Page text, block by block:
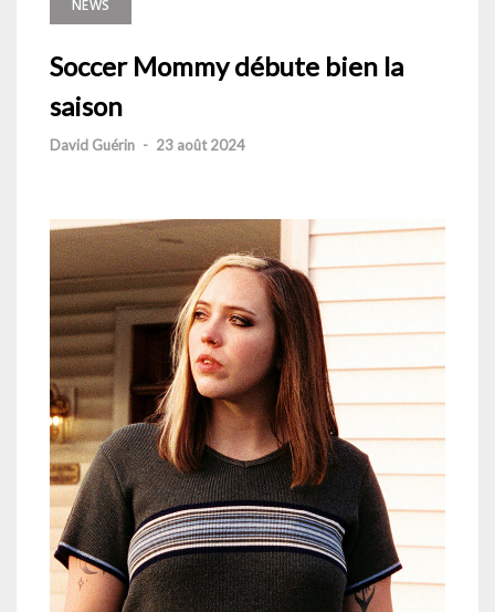
NEWS
Soccer Mommy débute bien la
saison
David Guérin - 23 août 2024